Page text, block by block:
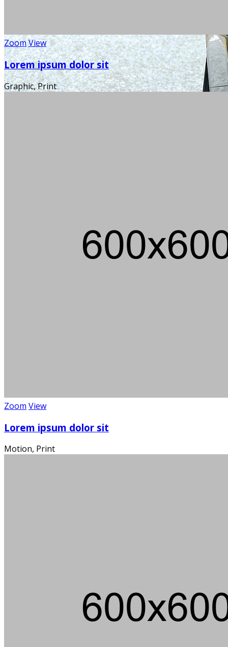
ZoomView
Lorem ipsum dolor sit
Graphic, Print
Zoom View
Lorem ipsum dolor sit
Motion, Print